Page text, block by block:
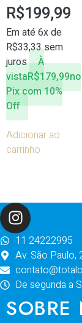
R$199,99
Em até 6x de
R$33,33sem
juros
À
vistaR$179,99no
Pix com 10%
Off
Adicionar ao
carrinho
11 24222995
Av. São Paulo,
De segunda a
SOBRE